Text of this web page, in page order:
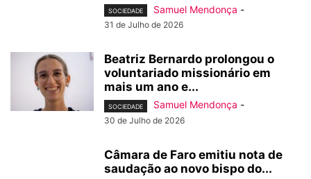
SOCIEDADE Samuel Mendonça -
31 de Julho de 2026
Beatriz Bernardo prolongou o
voluntariado missionário em
mais um ano e...
SOCIEDADE Samuel Mendonça -
30 de Julho de 2026
Câmara de Faro emitiu nota de
saudação ao novo bispo do...